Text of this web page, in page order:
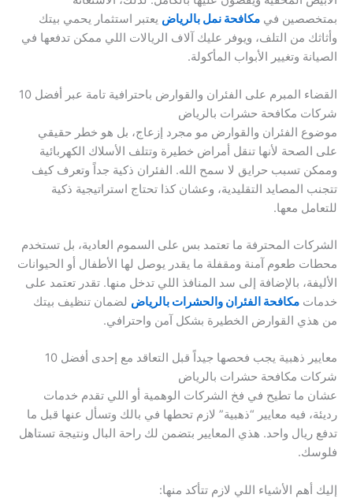
بمتخصصين في مكافحة نمل بالرياض يعتبر استثمار يحمي بيتك
وأثاثك من التلف، ويوفر عليك آلاف الريالات اللي ممكن تدفعها في
الصيانة وتغيير الأبواب المأكولة.
القضاء المبرم على الفئران والقوارض باحترافية تامة عبر أفضل 10
شركات مكافحة حشرات بالرياض
موضوع الفئران والقوارض مو مجرد إزعاج، بل هو خطر حقيقي
على الصحة لأنها تنقل أمراض خطيرة وتتلف الأسلاك الكهربائية
وممكن تسبب حرايق لا سمح الله. الفئران ذكية جداً وتعرف كيف
تتجنب المصايد التقليدية، وعشان كذا تحتاج استراتيجية ذكية
للتعامل معها.
الشركات المحترفة ما تعتمد بس على السموم العادية، بل تستخدم
محطات طعوم آمنة ومقفلة ما يقدر يوصل لها الأطفال أو الحيوانات
الأليفة، بالإضافة إلى سد المنافذ اللي تدخل منها. تقدر تعتمد على
خدمات مكافحة الفئران والحشرات بالرياض لضمان تنظيف بيتك
من هذي القوارض الخطيرة بشكل آمن واحترافي.
معايير ذهبية يجب فحصها جيداً قبل التعاقد مع إحدى أفضل 10
شركات مكافحة حشرات بالرياض
عشان ما تطيح في فخ الشركات الوهمية أو اللي تقدم خدمات
رديئة، فيه معايير “ذهبية” لازم تحطها في بالك وتسأل عنها قبل ما
تدفع ريال واحد. هذي المعايير بتضمن لك راحة البال ونتيجة تستاهل
فلوسك.
إليك أهم الأشياء اللي لازم تتأكد منها: